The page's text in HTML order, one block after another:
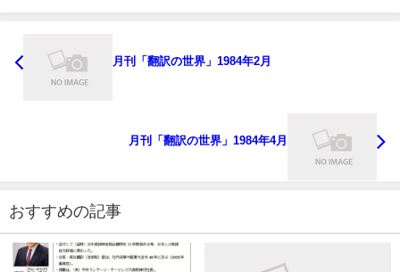
月刊「翻訳の世界」1984年2月
月刊「翻訳の世界」1984年4月
おすすめの記事